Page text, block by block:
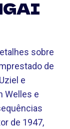
sobre
de
e
Welles e
de 1947,